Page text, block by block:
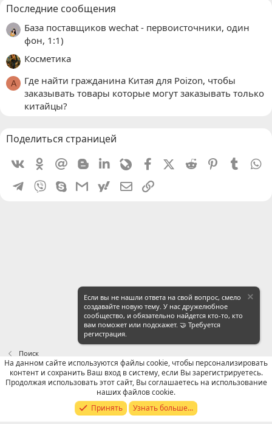
Последние сообщения
База поставщиков wechat - первоисточники, один
фон, 1:1)
Косметика
A
Где найти гражданина Китая для Poizon, чтобы
заказывать товары которые могут заказывать только
китайцы?
Поделиться страницей
VkontakteOdnoklassniki
Mail.ru BloggerLinkedin
LivejournalFacebookX (Twitter)
Reddit PinterestTumblr
Telegram
Viber SkypeGmailyahoomailЭлектронная почта
Поиск
Russian (RU)
Условия и правила
Политика конфиденциальности
Помощь
R
S
Если вы не нашли ответа на свой вопрос, смело
создавайте новую тему. У нас дружелюбное
сообщество, и обязательно найдется кто-то, кто
вам поможет или подскажет. 🤝 Требуется
регистрация.
На данном сайте используются файлы cookie, чтобы персонализировать
контент и сохранить Ваш вход в систему, если Вы зарегистрируетесь.
Продолжая использовать этот сайт, Вы соглашаетесь на использование
наших файлов cookie.
Принять
Узнать больше...